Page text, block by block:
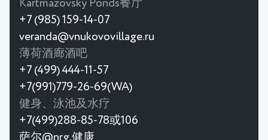
Kartmazovsky Ponds餐厅
+7 (985) 159-14-07
veranda@vnukovovillage.ru
薄荷酒廊酒吧
+7 (499) 444-11-57
+7(991)779-26-69(WA)
健身、泳池及水疗
+7(499)288-85-78或106
萨尔@nrg.健康